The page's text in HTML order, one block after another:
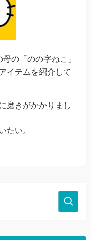
の「のの字ねこ」
イテムを紹介して
磨きがかかりまし
たい。